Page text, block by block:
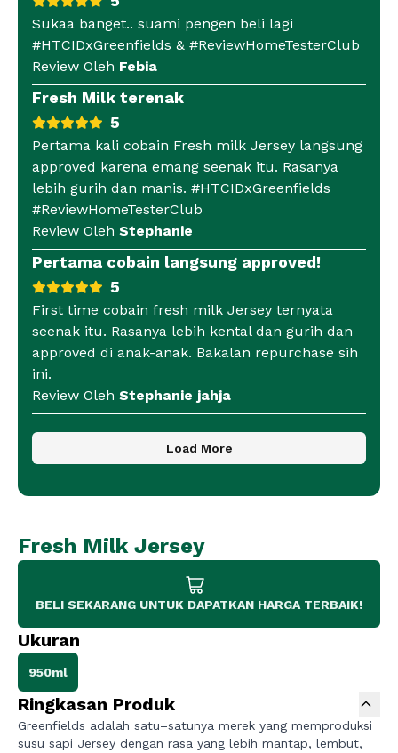
Sukaa banget.. suami pengen beli lagi
#HTCIDxGreenfields & #ReviewHomeTesterClub
Review Oleh Febia
Fresh Milk terenak
5
Pertama kali cobain Fresh milk Jersey langsung
approved karena emang seenak itu. Rasanya
lebih gurih dan manis. #HTCIDxGreenfields
#ReviewHomeTesterClub
Review Oleh Stephanie
Pertama cobain langsung approved!
5
First time cobain fresh milk Jersey ternyata
seenak itu. Rasanya lebih kental dan gurih dan
approved di anak-anak. Bakalan repurchase sih
ini.
Review Oleh Stephanie jahja
Load More
Fresh Milk Jersey
BELI SEKARANG UNTUK DAPATKAN HARGA TERBAIK!
Ukuran
950ml
Ringkasan Produk
Greenfields adalah satu–satunya merek yang memproduksi
susu sapi Jersey dengan rasa yang lebih mantap, lembut,